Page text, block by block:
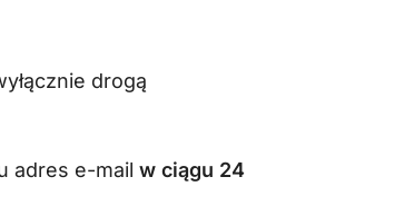
drogą
adres e-mail w ciągu 24